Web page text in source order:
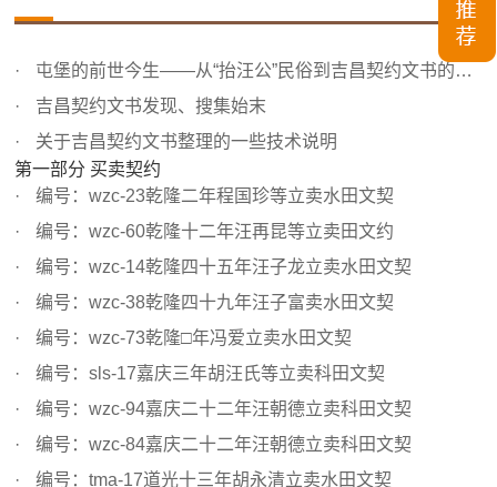
屯堡的前世今生——从“抬汪公”民俗到吉昌契约文书的发现
吉昌契约文书发现、搜集始末
关于吉昌契约文书整理的一些技术说明
第一部分 买卖契约
编号：wzc-23乾隆二年程国珍等立卖水田文契
编号：wzc-60乾隆十二年汪再昆等立卖田文约
编号：wzc-14乾隆四十五年汪子龙立卖水田文契
编号：wzc-38乾隆四十九年汪子富卖水田文契
编号：wzc-73乾隆□年冯爱立卖水田文契
编号：sls-17嘉庆三年胡汪氏等立卖科田文契
编号：wzc-94嘉庆二十二年汪朝德立卖科田文契
编号：wzc-84嘉庆二十二年汪朝德立卖科田文契
编号：tma-17道光十三年胡永清立卖水田文契